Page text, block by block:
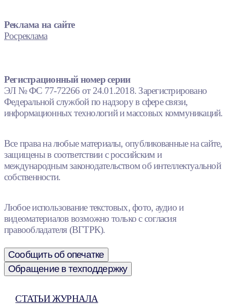
Реклама на сайте
Росреклама
Регистрационный номер серии
ЭЛ № ФС 77-72266 от 24.01.2018. Зарегистрировано
Федеральной службой по надзору в сфере связи,
информационных технологий и массовых коммуникаций.
Все права на любые материалы, опубликованные на сайте,
защищены в соответствии с российским и
международным законодательством об интеллектуальной
собственности.
Любое использование текстовых, фото, аудио и
видеоматериалов возможно только с согласия
правообладателя (ВГТРК).
Сообщить об опечатке
Обращение в техподдержку
СТАТЬИ ЖУРНАЛА